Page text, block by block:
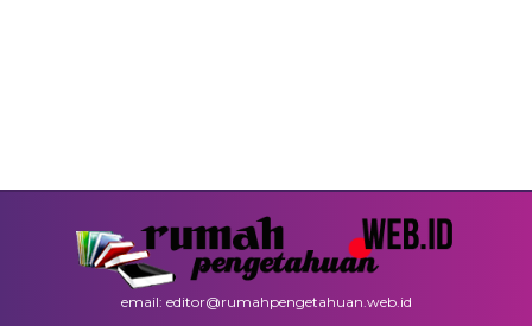
email: editor@rumahpengetahuan.web.id